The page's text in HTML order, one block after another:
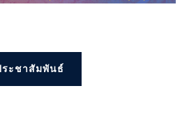
ะชาสัมพันธ์